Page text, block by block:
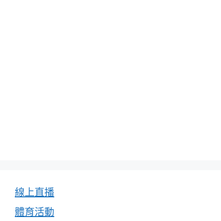
線上直播
體育活動